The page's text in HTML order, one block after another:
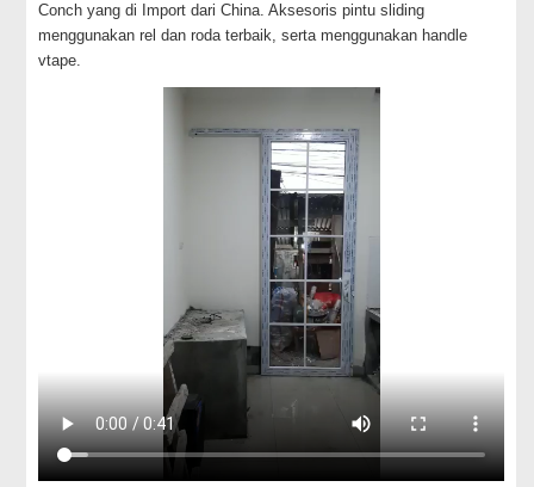
Conch yang di Import dari China. Aksesoris pintu sliding
menggunakan rel dan roda terbaik, serta menggunakan handle
vtape.